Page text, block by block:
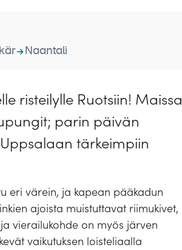
Naantali
risteilylle Ruotsiin! Maissa
parin päivän
tärkeimpiin
eri värein, ja kapean pääkadun
ajoista muistuttavat riimukivet,
vierailukohde on myös järven
vaikutuksen loisteliaalla